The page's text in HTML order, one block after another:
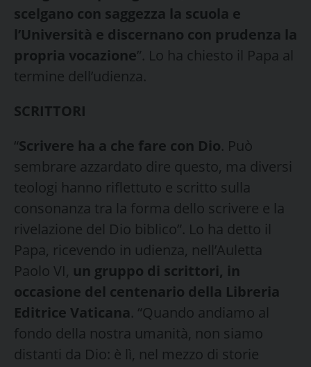
scelgano con saggezza la scuola e
l’Università e discernano con prudenza la
propria vocazione”. Lo ha chiesto il Papa al
termine dell’udienza.
SCRITTORI
“Scrivere ha a che fare con Dio. Può
sembrare azzardato dire questo, ma diversi
teologi hanno riflettuto e scritto sulla
consonanza tra la forma dello scrivere e la
rivelazione del Dio biblico”. Lo ha detto il
Papa, ricevendo in udienza, nell’Auletta
Paolo VI, un gruppo di scrittori, in
occasione del centenario della Libreria
Editrice Vaticana. “Quando andiamo al
fondo della nostra umanità, non siamo
distanti da Dio: è lì, nel mezzo di storie